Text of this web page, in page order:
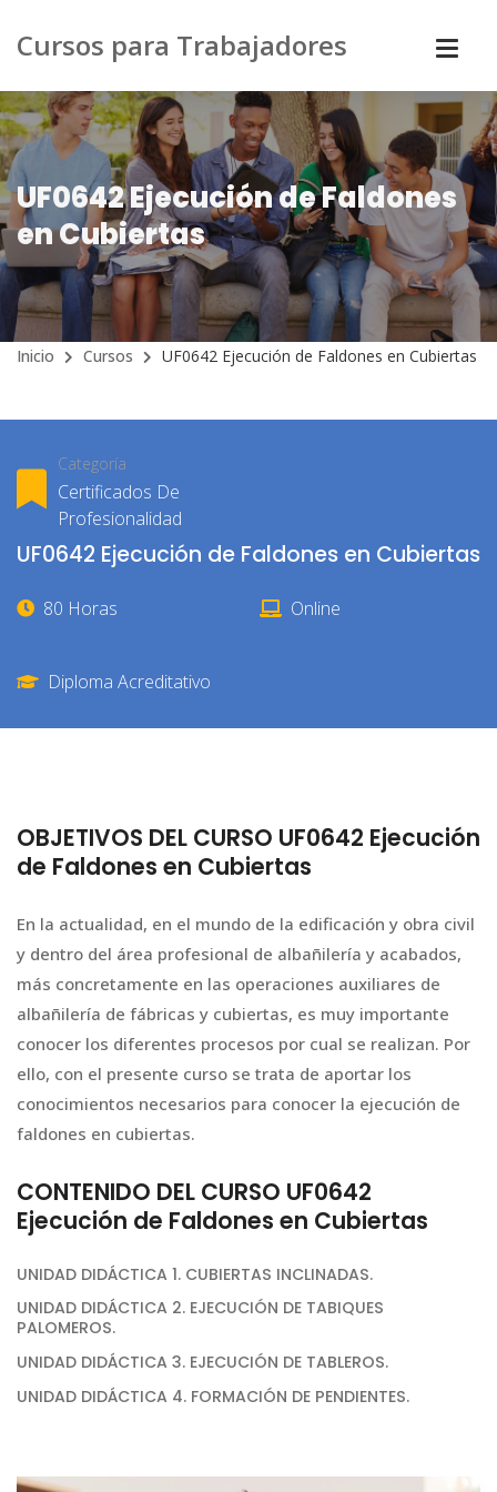
Cursos para Trabajadores
UF0642 Ejecución de Faldones
en Cubiertas
Inicio Cursos UF0642 Ejecución de Faldones en Cubiertas
Categoría
Certificados De
Profesionalidad
UF0642 Ejecución de Faldones en Cubiertas
80 Horas Online
Diploma Acreditativo
OBJETIVOS DEL CURSO UF0642 Ejecución
de Faldones en Cubiertas
En la actualidad, en el mundo de la edificación y obra civil
y dentro del área profesional de albañilería y acabados,
más concretamente en las operaciones auxiliares de
albañilería de fábricas y cubiertas, es muy importante
conocer los diferentes procesos por cual se realizan. Por
ello, con el presente curso se trata de aportar los
conocimientos necesarios para conocer la ejecución de
faldones en cubiertas.
CONTENIDO DEL CURSO UF0642
Ejecución de Faldones en Cubiertas
UNIDAD DIDÁCTICA 1. CUBIERTAS INCLINADAS.
UNIDAD DIDÁCTICA 2. EJECUCIÓN DE TABIQUES
PALOMEROS.
UNIDAD DIDÁCTICA 3. EJECUCIÓN DE TABLEROS.
UNIDAD DIDÁCTICA 4. FORMACIÓN DE PENDIENTES.